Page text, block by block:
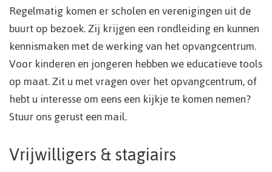
Regelmatig komen er scholen en verenigingen uit de
buurt op bezoek. Zij krijgen een rondleiding en kunnen
kennismaken met de werking van het opvangcentrum.
Voor kinderen en jongeren hebben we educatieve tools
op maat. Zit u met vragen over het opvangcentrum, of
hebt u interesse om eens een kijkje te komen nemen?
Stuur ons gerust een mail.
Vrijwilligers & stagiairs